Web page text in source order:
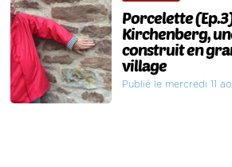
Porcelette
Kirchenberg,
construit en
village
Publié le mercredi 11